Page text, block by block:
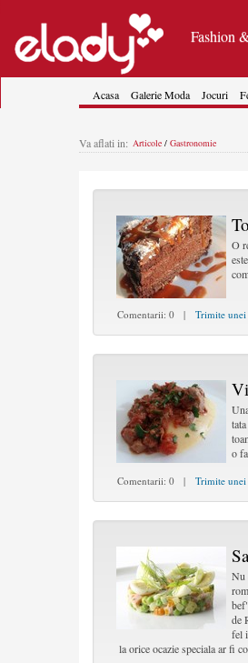
Fashion
Acasa Galerie Moda Jocuri
Va aflati in: Articole / Gastronomie
O
Comentarii: 0 | Trimite
o
Comentarii: 0 | Trimite
Nu
de
fel
la orice ocazie speciala ar fi